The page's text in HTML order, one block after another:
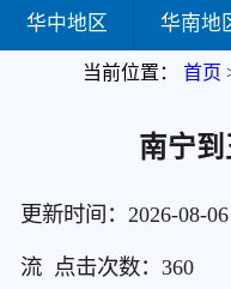
华中地区 华南地
当前位置： 首页
南宁
更新时间：2026-08-
流 点击次数： 360